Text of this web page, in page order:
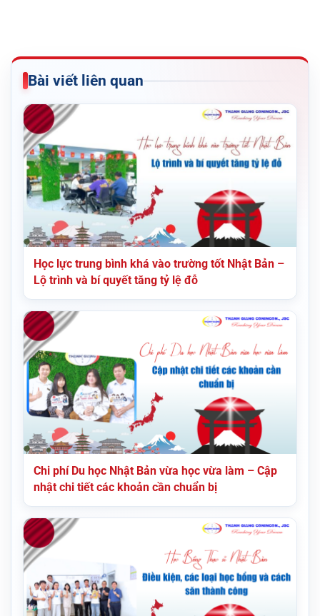
Bài viết liên quan
Học lực trung bình khá vào trường tốt Nhật Bản –
Lộ trình và bí quyết tăng tỷ lệ đỗ
Chi phí Du học Nhật Bản vừa học vừa làm – Cập
nhật chi tiết các khoản cần chuẩn bị